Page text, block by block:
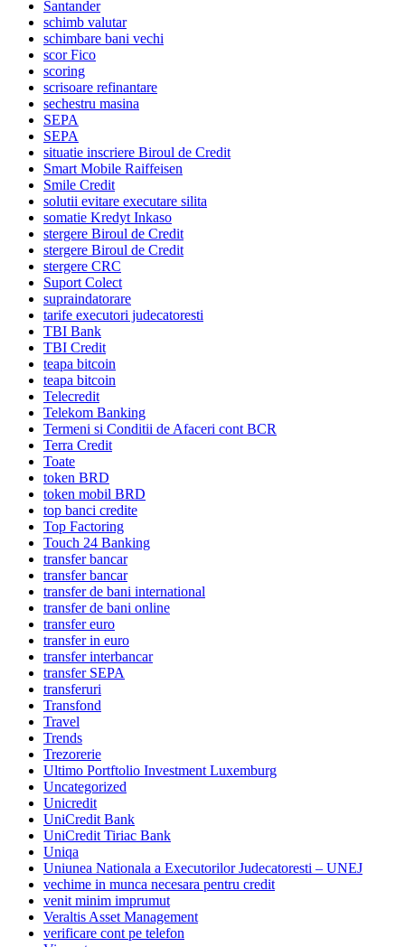
Santander
schimb valutar
schimbare bani vechi
scor Fico
scoring
scrisoare refinantare
sechestru masina
SEPA
SEPA
situatie inscriere Biroul de Credit
Smart Mobile Raiffeisen
Smile Credit
solutii evitare executare silita
somatie Kredyt Inkaso
stergere Biroul de Credit
stergere Biroul de Credit
stergere CRC
Suport Colect
supraindatorare
tarife executori judecatoresti
TBI Bank
TBI Credit
teapa bitcoin
teapa bitcoin
Telecredit
Telekom Banking
Termeni si Conditii de Afaceri cont BCR
Terra Credit
Toate
token BRD
token mobil BRD
top banci credite
Top Factoring
Touch 24 Banking
transfer bancar
transfer bancar
transfer de bani international
transfer de bani online
transfer euro
transfer in euro
transfer interbancar
transfer SEPA
transferuri
Transfond
Travel
Trends
Trezorerie
Ultimo Portftolio Investment Luxemburg
Uncategorized
Unicredit
UniCredit Bank
UniCredit Tiriac Bank
Uniqa
Uniunea Nationala a Executorilor Judecatoresti – UNEJ
vechime in munca necesara pentru credit
venit minim imprumut
Veraltis Asset Management
verificare cont pe telefon